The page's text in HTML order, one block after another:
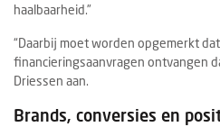
haalbaarheid.”
“Daarbij moet worden opgemerkt
financieringsaanvragen ontvangen
Driessen aan.
Brands, conversies en